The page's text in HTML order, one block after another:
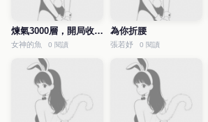
煉氣3000層，開局收女帝為徒
女神的魚 0 閱讀
為你折腰
張若妤 0 閱讀